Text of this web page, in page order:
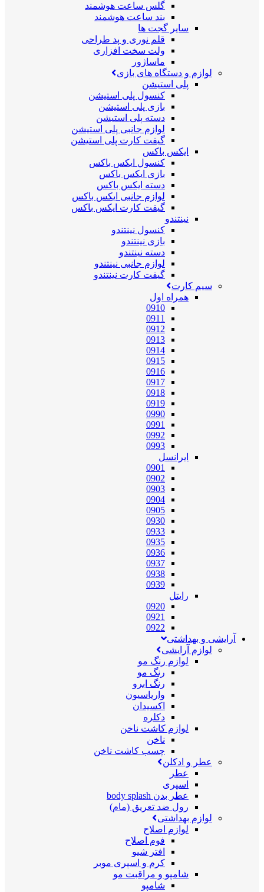
گلس ساعت هوشمند
بند ساعت هوشمند
سایر گجت ها
قلم نوری و پد طراحی
ولت سخت افزاری
ماساژور
لوازم و دستگاه های بازی
پلی استیشن
کنسول پلی استیشن
بازی پلی استیشن
دسته پلی استیشن
لوازم جانبی پلی استیشن
گیفت کارت پلی استیشن
ایکس باکس
کنسول ایکس باکس
بازی ایکس باکس
دسته ایکس باکس
لوازم جانبی ایکس باکس
گیفت کارت ایکس باکس
نینتندو
کنسول نینتندو
بازی نینتندو
دسته نینتندو
لوازم جانبی نینتندو
گیفت کارت نینتندو
سیم کارت
همراه اول
0910
0911
0912
0913
0914
0915
0916
0917
0918
0919
0990
0991
0992
0993
ایرانسل
0901
0902
0903
0904
0905
0930
0933
0935
0936
0937
0938
0939
رایتل
0920
0921
0922
آرایشی و بهداشتی
لوازم آرایشی
لوازم رنگ مو
رنگ مو
رنگ ابرو
واریاسیون
اکسیدان
دکلره
لوازم کاشت ناخن
ناخن
چسب کاشت ناخن
عطر و ادکلن
عطر
اسپری
عطر بدن body splash
رول ضد تعریق (مام)
لوازم بهداشتی
لوازم اصلاح
فوم اصلاح
افتر شیو
کرم و اسپری موبر
شامپو و مراقبت مو
شامپو